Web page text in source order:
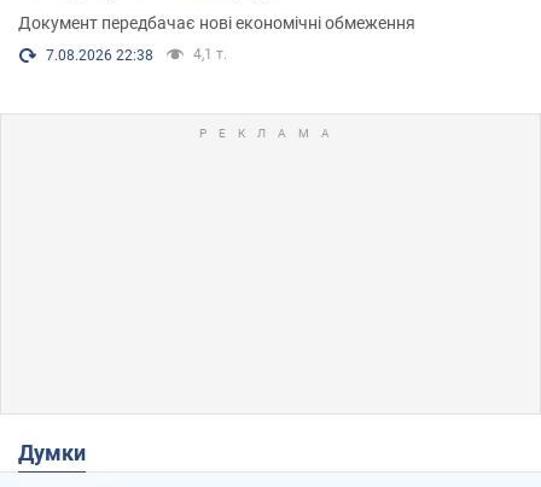
Документ передбачає нові економічні обмеження
7.08.2026 22:38 4,1 т.
Думки